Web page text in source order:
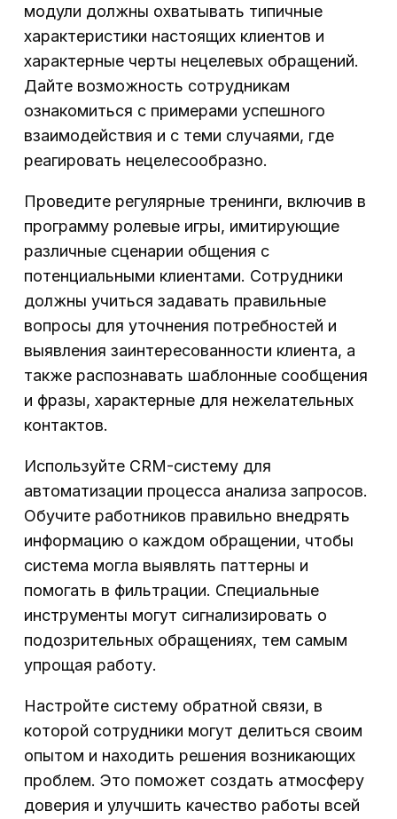
модули должны охватывать типичные
характеристики настоящих клиентов и
характерные черты нецелевых обращений.
Дайте возможность сотрудникам
ознакомиться с примерами успешного
взаимодействия и с теми случаями, где
реагировать нецелесообразно.
Проведите регулярные тренинги, включив в
программу ролевые игры, имитирующие
различные сценарии общения с
потенциальными клиентами. Сотрудники
должны учиться задавать правильные
вопросы для уточнения потребностей и
выявления заинтересованности клиента, а
также распознавать шаблонные сообщения
и фразы, характерные для нежелательных
контактов.
Используйте CRM-систему для
автоматизации процесса анализа запросов.
Обучите работников правильно внедрять
информацию о каждом обращении, чтобы
система могла выявлять паттерны и
помогать в фильтрации. Специальные
инструменты могут сигнализировать о
подозрительных обращениях, тем самым
упрощая работу.
Настройте систему обратной связи, в
которой сотрудники могут делиться своим
опытом и находить решения возникающих
проблем. Это поможет создать атмосферу
доверия и улучшить качество работы всей